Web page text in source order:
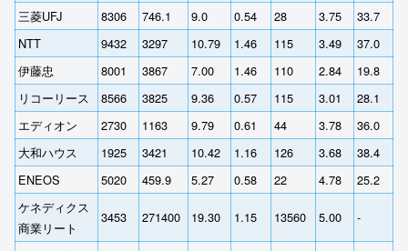
三菱UFJ 8306 746.1 9.0 0.54 28 3.75
33.7
NTT
9432 3297 10.79 1.46 115 3.49
37.0
伊藤忠
8001 3867 7.00 1.46 110 2.84
19.8
リコーリース
8566 3825 9.36 0.57 115 3.01
28.1
エディオン
2730 1163 9.79 0.61 44 3.78
36.0
大和ハウス
1925 3421 10.42 1.16 126 3.68
38.4
ENEOS
5020 459.9 5.27 0.58 22 4.78
25.2
ケネディクス
商業リート
3453 271400 19.30 1.15 13560 5.00 ‐